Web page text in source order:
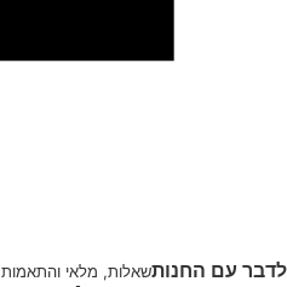
לדבר עם החנותשאלות, מלאי והתאמות